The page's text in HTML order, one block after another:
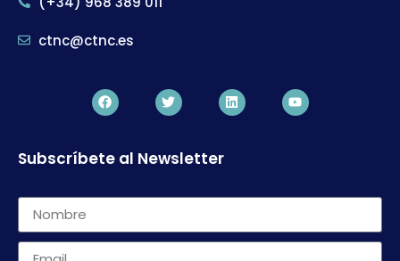
ctnc@ctnc.es
Subscríbete al Newsletter